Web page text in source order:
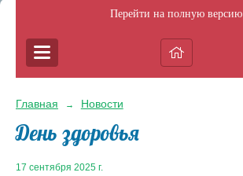
Перейти на полную версию
Главная → Новости
День здоровья
17 сентября 2025 г.